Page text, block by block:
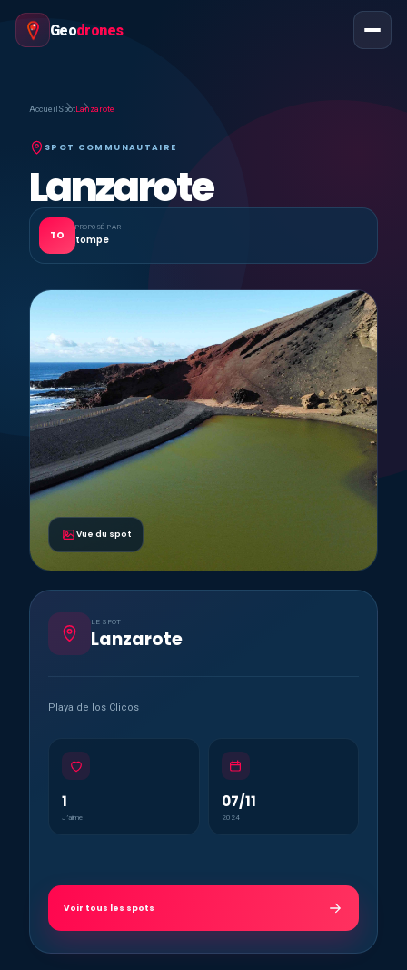
Geodrones
Accueil SpotLanzarote
SPOT COMMUNAUTAIRE
Lanzarote
TO
PROPOSÉ PAR
tompe
Vue du spot
LE SPOT
Lanzarote
Playa de los Clicos
1
J’aime
07/11
2024
Voir tous les spots